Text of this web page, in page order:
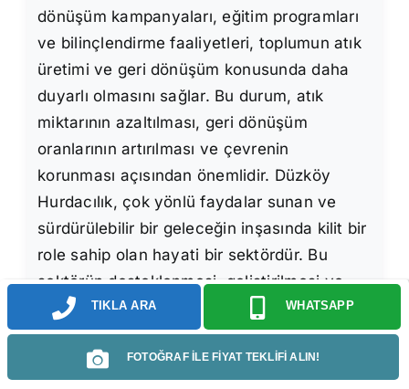
dönüşüm kampanyaları, eğitim programları
ve bilinçlendirme faaliyetleri, toplumun atık
üretimi ve geri dönüşüm konusunda daha
duyarlı olmasını sağlar. Bu durum, atık
miktarının azaltılması, geri dönüşüm
oranlarının artırılması ve çevrenin
korunması açısından önemlidir. Düzköy
Hurdacılık, çok yönlü faydalar sunan ve
sürdürülebilir bir geleceğin inşasında kilit bir
role sahip olan hayati bir sektördür. Bu
sektörün desteklenmesi, geliştirilmesi ve
yaygınlaştırılması, hem çevremizin
korunması hem de ekonomik ve sosyal
kalkınmanın sağlanması açısından büyük
TIKLA ARA WHATSAPP
FOTOĞRAF İLE FİYAT TEKLİFİ ALIN!